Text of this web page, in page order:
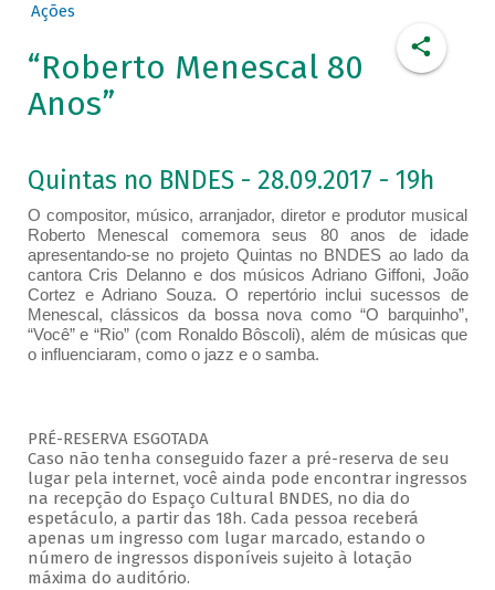
Ações
“Roberto Menescal 80
Anos”
Quintas no BNDES - 28.09.2017 - 19h
O compositor, músico, arranjador, diretor e produtor musical
Roberto Menescal comemora seus 80 anos de idade
apresentando-se no projeto Quintas no BNDES ao lado da
cantora Cris Delanno e dos músicos Adriano Giffoni, João
Cortez e Adriano Souza. O repertório inclui sucessos de
Menescal, clássicos da bossa nova como “O barquinho”,
“Você” e “Rio” (com Ronaldo Bôscoli), além de músicas que
o influenciaram, como o jazz e o samba.
PRÉ-RESERVA ESGOTADA
Caso não tenha conseguido fazer a pré-reserva de seu
lugar pela internet, você ainda pode encontrar ingressos
na recepção do Espaço Cultural BNDES, no dia do
espetáculo, a partir das 18h. Cada pessoa receberá
apenas um ingresso com lugar marcado, estando o
número de ingressos disponíveis sujeito à lotação
máxima do auditório.